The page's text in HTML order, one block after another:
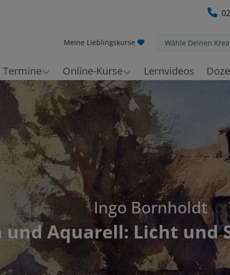
Meine Lieblingskurse Wähle Deinen
Termine Online-Kurse Lernvideos
Ingo Bornholdt
und Aquarell: Licht und